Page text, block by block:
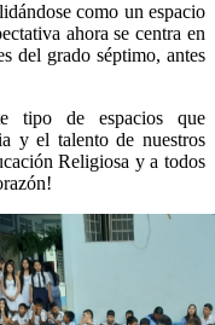
como un espacio
ahora se centra en
del grado séptimo, antes
tipo de espacios que
y el talento de nuestros
Religiosa y a todos